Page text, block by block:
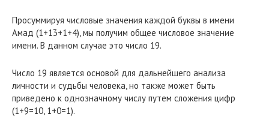
Просуммируя числовые значения каждой буквы в имени
Амад (1+13+1+4), мы получим общее числовое значение
имени. В данном случае это число 19.
Число 19 является основой для дальнейшего анализа
личности и судьбы человека, но также может быть
приведено к однозначному числу путем сложения цифр
(1+9=10, 1+0=1).